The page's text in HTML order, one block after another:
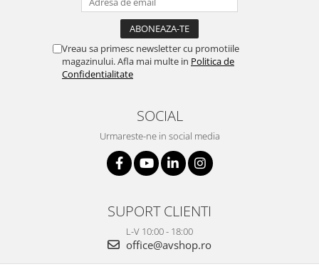
Vreau sa primesc newsletter cu promotiile
magazinului. Afla mai multe in Politica de
Confidentialitate
SOCIAL
Urmareste-ne in social media
SUPORT CLIENTI
L-V 10:00 - 18:00
office@avshop.ro